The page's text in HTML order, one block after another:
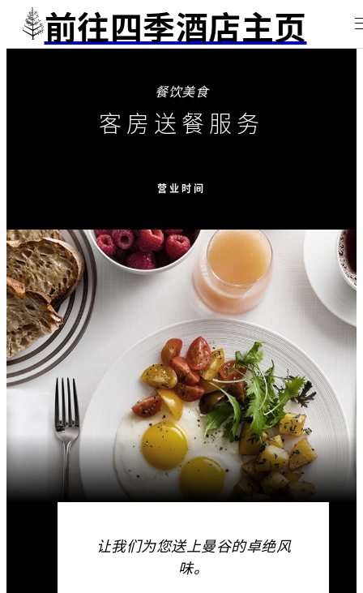
前往四季酒店主页
餐饮美食
客房送餐服务
营业时间
让我们为您送上曼谷的卓绝风
味。